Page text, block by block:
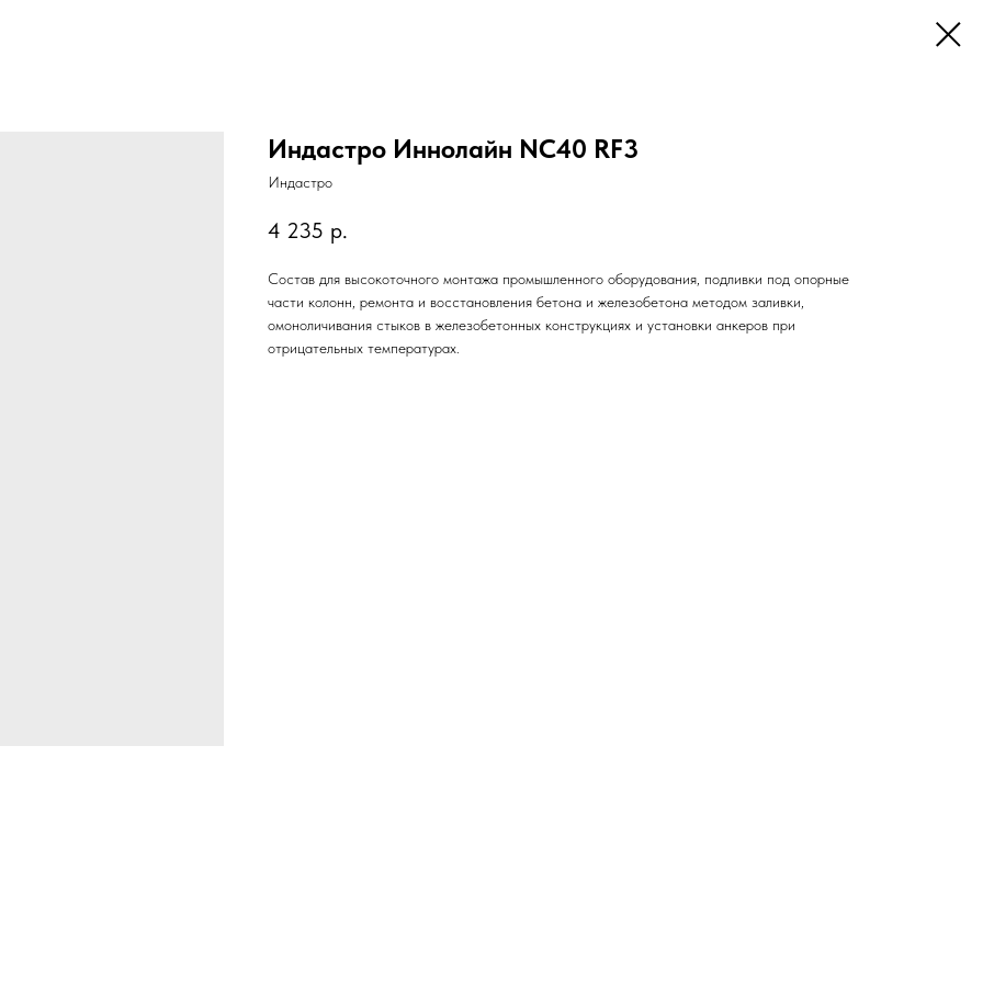
Индастро Иннолайн NC40 RF3
Индастро
4 235 р.
Состав для высокоточного монтажа промышленного оборудования, подливки под опорные
части колонн, ремонта и восстановления бетона и железобетона методом заливки,
омоноличивания стыков в железобетонных конструкциях и установки анкеров при
отрицательных температурах.